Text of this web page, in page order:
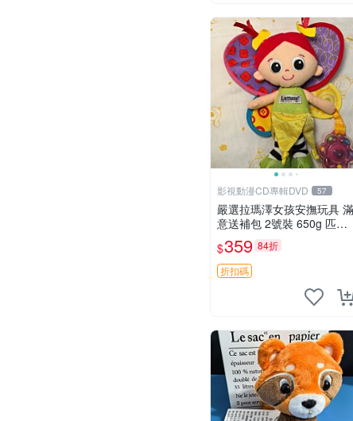
影視動漫CD專輯DVD 57
嚴選拉瑪澤女孩安撫玩具 滿
意送補包 2號裝 650g 匹配
嬰幼童舒壓好伴侶 女孩專用
安心選擇 安撫玩偶 衝包 玩
具
$359 84折
折扣碼